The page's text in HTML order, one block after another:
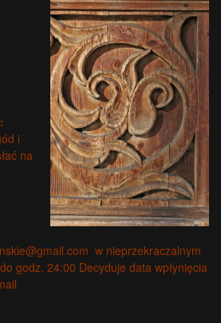
:
i
na
w nieprzekraczalnym
godz. 24:00 Decyduje data wpłynięcia